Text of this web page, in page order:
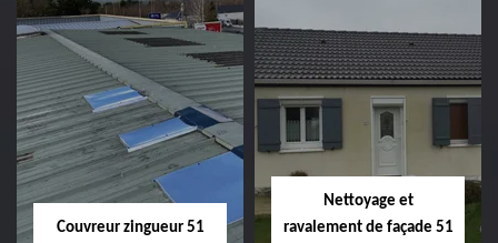
Charpentier 51
Changement de
velux 51
Couvreur zingueur 51
Nettoyage et
ravalement de façade 51